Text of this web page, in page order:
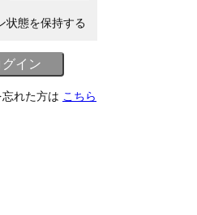
状態を保持する
れた方は こちら